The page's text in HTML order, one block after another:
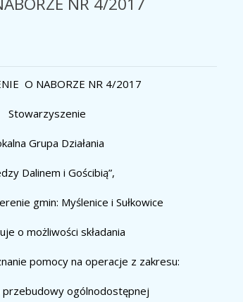
O NABORZE NR 4/2017
Stowarzyszenie
Grupa Działania
Dalinem i Gościbią”,
gmin: Myślenice i Sułkowice
o możliwości składania
pomocy na operacje z zakresu:
przebudowy ogólnodostępnej